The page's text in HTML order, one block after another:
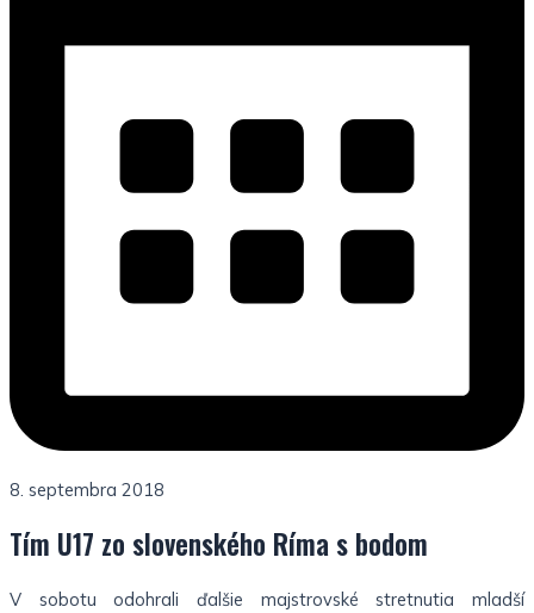
8. septembra 2018
Tím U17 zo slovenského Ríma s bodom
V sobotu odohrali ďalšie majstrovské stretnutia mladší